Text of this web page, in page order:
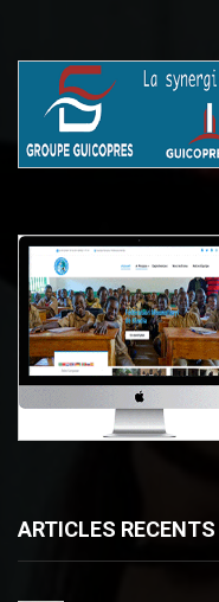
ARTICLES RECENTS